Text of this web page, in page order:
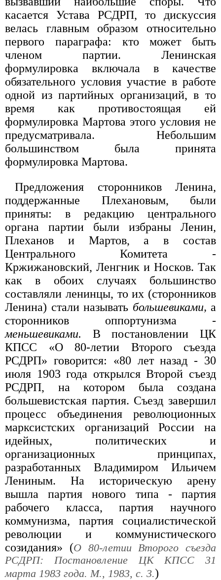
касается Устава РСДРП, то дискуссия
велась главным образом относительно
первого параграфа: кто может быть
членом партии. Ленинская
формулировка включала в качестве
обязательного условия участие в работе
одной из партийных организаций, в то
время как противостоящая ей
формулировка Мартова этого условия не
предусматривала. Небольшим
большинством была принята
формулировка Мартова.
Предложения сторонников Ленина,
поддержанные Плехановым, были
приняты: в редакцию центрального
органа партии были избраны Ленин,
Плеханов и Мартов, а в состав
Центрального Комитета -
Кржижановский, Ленгник и Носков. Так
как в обоих случаях большинство
составляли ленинцы, то их (сторонников
Ленина) стали называть большевиками, а
сторонников оппортунизма -
меньшевиками. В постановлении ЦК
КПСС «О 80-летии Второго съезда
РСДРП» говорится: «80 лет назад - 30
июля 1903 года открылся Второй съезд
РСДРП, на котором была создана
большевистская партия. Съезд завершил
процесс объединения революционных
марксистских организаций России на
идейных, политических и
организационных принципах,
разработанных Владимиром Ильичем
Лениным. На историческую арену
вышла партия нового типа - партия
рабочего класса, партия научного
коммунизма, партия социалистической
революции и коммунистического
созидания» (О 80-летии Второго съезда
РСДРП: Постановление ЦК КПСС 31
марта 1983 года. М., 1983, с. 3.)